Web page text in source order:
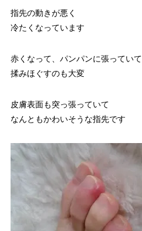
指先の動きが悪く
冷たくなっています
赤くなって、パンパンに張っていて
揉みほぐすのも大変
皮膚表面も突っ張っていて
なんともかわいそうな指先です